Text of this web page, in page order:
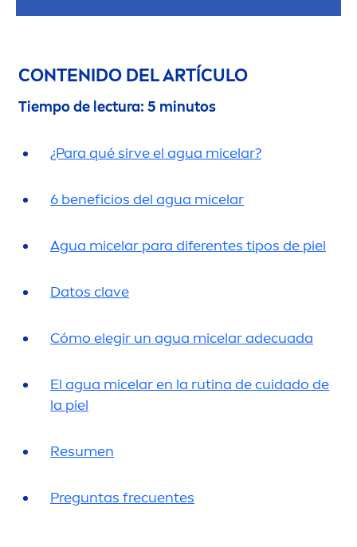
CONTENIDO DEL ARTÍCULO
Tiempo de lectura: 5 minutos
¿Para qué sirve el agua micelar?
6 beneficios del agua micelar
Agua micelar para diferentes tipos de piel
Datos clave
Cómo elegir un agua micelar adecuada
El agua micelar en la rutina de cuidado de
la piel
Resumen
Preguntas frecuentes